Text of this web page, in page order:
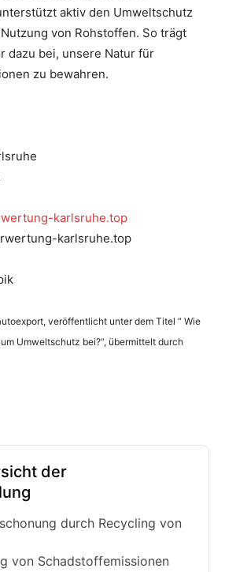
aktiv den Umweltschutz
von Rohstoffen. So trägt
dazu bei, unsere Natur für
zu bewahren.
karlsruhe.top
karlsruhe.top
veröffentlicht unter dem Titel “ Wie
Umweltschutz bei?“, übermittelt durch
der
durch Recycling von
von Schadstoffemissionen